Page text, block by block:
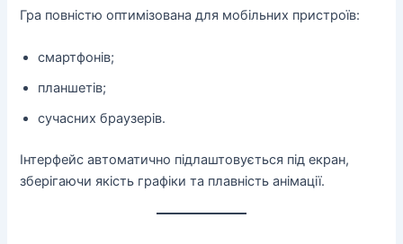
Гра повністю оптимізована для мобільних пристроїв:
смартфонів;
планшетів;
сучасних браузерів.
Інтерфейс автоматично підлаштовується під екран,
зберігаючи якість графіки та плавність анімації.